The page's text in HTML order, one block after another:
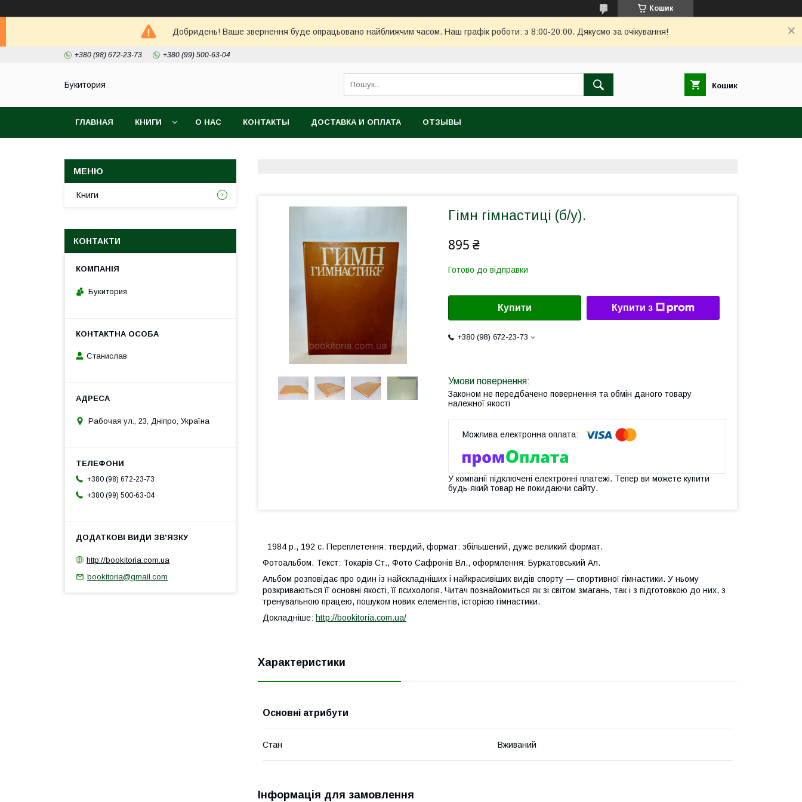
Кошик
Добридень! Ваше звернення буде опрацьовано найближчим часом. Наш графік роботи: з 8:00-20:00. Дякуємо за очікування!
+380 (98) 672-23-73 +380 (99) 500-63-04
Букитория Кошик
ГЛАВНАЯ КНИГИ О НАС КОНТАКТЫ ДОСТАВКА И ОПЛАТА ОТЗЫВЫ
Гімн гімнастиці (б/у).
895 ₴
Готово до відправки
Купити Купити з
+380 (98) 672-23-73
Законом не передбачено повернення та обмін даного товару
належної якості
У компанії підключені електронні платежі. Тепер ви можете купити
будь-який товар не покидаючи сайту.
1984 р., 192 с. Переплетення: твердий, формат: збільшений, дуже великий формат.
Фотоальбом. Текст: Токарів Ст., Фото Сафронів Вл., оформлення: Буркатовський Ал.
Альбом розповідає про один із найскладніших і найкрасивіших видів спорту — спортивної гімнастики. У ньому
розкриваються її основні якості, її психологія. Читач познайомиться як зі світом змагань, так і з підготовкою до них, з
тренувальною працею, пошуком нових елементів, історією гімнастики.
Докладніше: http://bookitoria.com.ua/
Характеристики
Основні атрибути
Стан Вживаний
Інформація для замовлення
Книги
КОНТАКТИ
Букитория
Станислав
Рабочая ул., 23, Дніпро, Україна
+380 (98) 672-23-73
+380 (99) 500-63-04
http://bookitoria.com.ua
bookitoria@gmail.com